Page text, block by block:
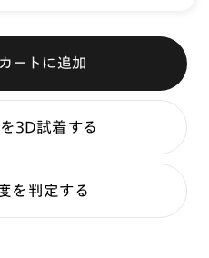
ートに追加
3D試着する
を判定する